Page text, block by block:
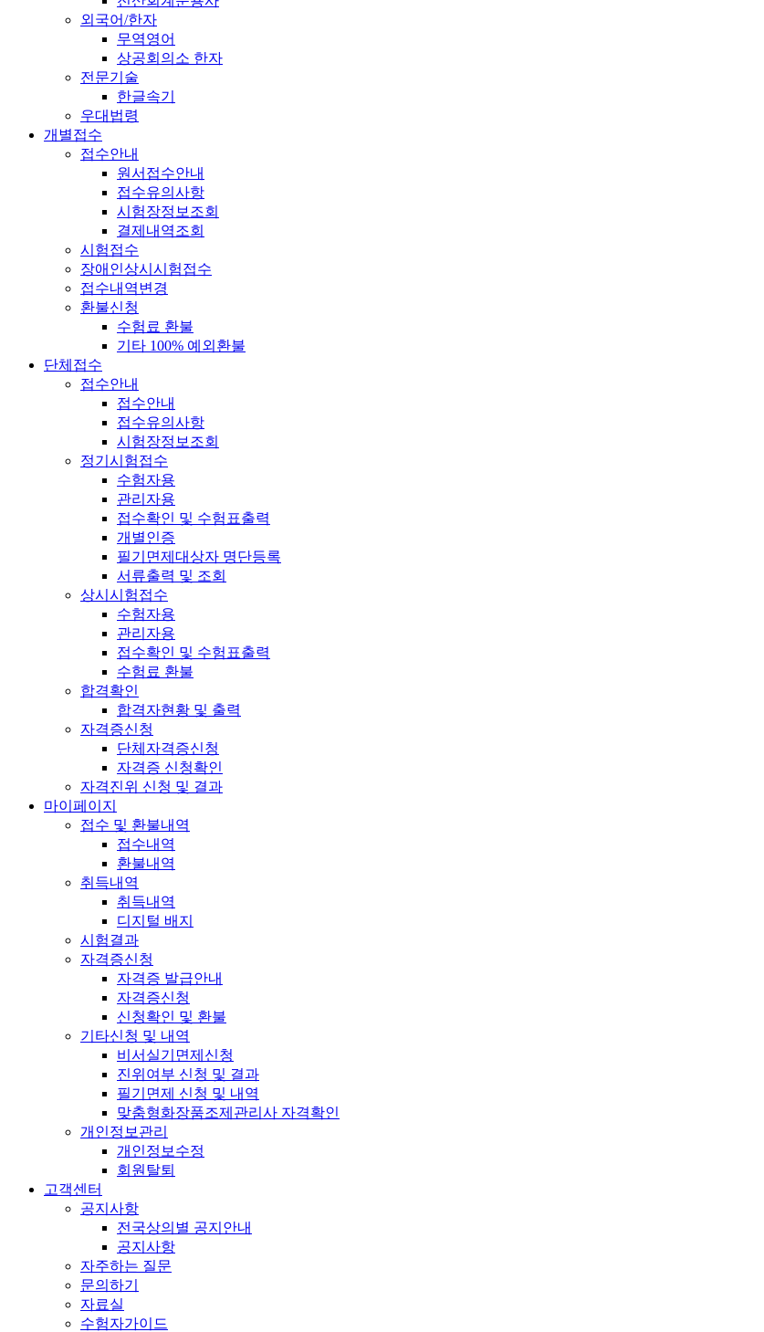
외국어/한자
무역영어
상공회의소 한자
전문기술
한글속기
우대법령
개별접수
접수안내
원서접수안내
접수유의사항
시험장정보조회
결제내역조회
시험접수
장애인상시시험접수
접수내역변경
환불신청
수험료 환불
기타 100% 예외환불
단체접수
접수안내
접수안내
접수유의사항
시험장정보조회
정기시험접수
수험자용
관리자용
접수확인 및 수험표출력
개별인증
필기면제대상자 명단등록
서류출력 및 조회
상시시험접수
수험자용
관리자용
접수확인 및 수험표출력
수험료 환불
합격확인
합격자현황 및 출력
자격증신청
단체자격증신청
자격증 신청확인
자격진위 신청 및 결과
마이페이지
접수 및 환불내역
접수내역
환불내역
취득내역
취득내역
디지털 배지
시험결과
자격증신청
자격증 발급안내
자격증신청
신청확인 및 환불
기타신청 및 내역
비서실기면제신청
진위여부 신청 및 결과
필기면제 신청 및 내역
맞춤형화장품조제관리사 자격확인
개인정보관리
개인정보수정
회원탈퇴
고객센터
공지사항
전국상의별 공지안내
공지사항
자주하는 질문
문의하기
자료실
수험자가이드